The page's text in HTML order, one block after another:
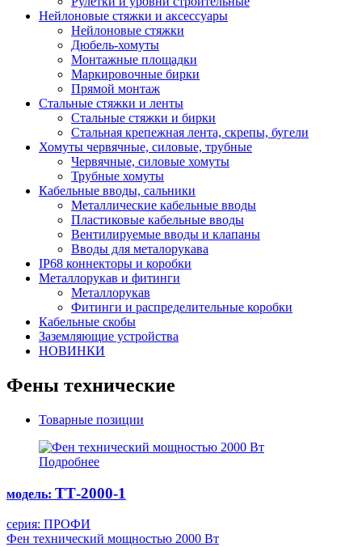
Нейлоновые стяжки и аксессуары
Нейлоновые стяжки
Дюбель-хомуты
Монтажные площадки
Маркировочные бирки
Прямой монтаж
Стальные стяжки и ленты
Стальные стяжки и бирки
Стальная крепежная лента, скрепы, бугели
Хомуты червячные, силовые, трубные
Червячные, силовые хомуты
Трубные хомуты
Кабельные вводы, сальники
Металлические кабельные вводы
Пластиковые кабельные вводы
Вентилируемые вводы и клапаны
Вводы для металорукава
IP68 коннекторы и коробки
Металлорукав и фитинги
Металлорукав
Фитинги и распределительные коробки
Кабельные скобы
Заземляющие устройства
НОВИНКИ
Фены технические
Товарные позиции
Подробнее
модель: ТТ-2000-1
серия: ПРОФИ
Фен технический мощностью 2000 Вт